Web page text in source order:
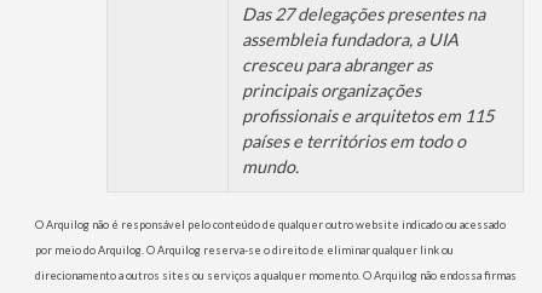
Das 27 delegações presentes na
assembleia fundadora, a UIA
cresceu para abranger as
principais organizações
profissionais e arquitetos em 115
países e territórios em todo o
mundo.
O Arquilog não é responsável pelo conteúdo de qualquer outro website indicado ou acessado
por meio do Arquilog. O Arquilog reserva-se o direito de eliminar qualquer link ou
direcionamento a outros sites ou serviços a qualquer momento. O Arquilog não endossa firmas